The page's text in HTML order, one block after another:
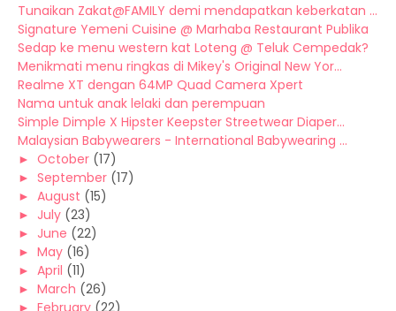
Tunaikan Zakat@FAMILY demi mendapatkan keberkatan ...
Signature Yemeni Cuisine @ Marhaba Restaurant Publika
Sedap ke menu western kat Loteng @ Teluk Cempedak?
Menikmati menu ringkas di Mikey's Original New Yor...
Realme XT dengan 64MP Quad Camera Xpert
Nama untuk anak lelaki dan perempuan
Simple Dimple X Hipster Keepster Streetwear Diaper...
Malaysian Babywearers - International Babywearing ...
► October (17)
► September (17)
► August (15)
► July (23)
► June (22)
► May (16)
► April (11)
► March (26)
► February (22)